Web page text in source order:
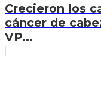
Crecieron los
cáncer de
VP...